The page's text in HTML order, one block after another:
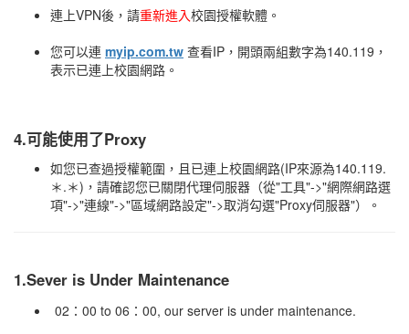
連上VPN後，請重新進入校園授權軟體。
您可以連 myip.com.tw 查看IP，開頭兩組數字為140.119，
表示已連上校園網路。
4.可能使用了Proxy
如您已查過授權範圍，且已連上校園網路(IP來源為140.119.
＊.＊)，請確認您已關閉代理伺服器（從"工具"->"網際網路選
項"->"連線"->"區域網路設定"->取消勾選"Proxy伺服器"）。
1.Sever is Under Maintenance
02：00 to 06：00, our server is under maintenance.